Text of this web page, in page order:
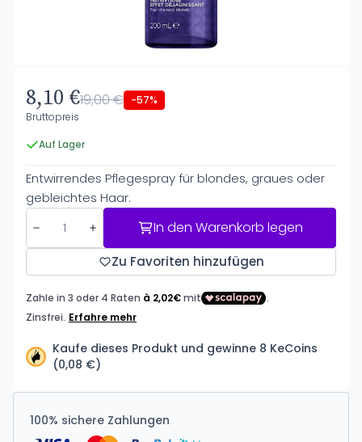
8,10 €19,00 € -57%
Bruttopreis
Auf Lager
Entwirrendes Pflegespray für blondes, graues oder
gebleichtes Haar.
In den Warenkorb legen
Zu Favoriten hinzufügen
Kaufe dieses Produkt und gewinne 8 KeCoins
(0,08 €)
100% sichere Zahlungen